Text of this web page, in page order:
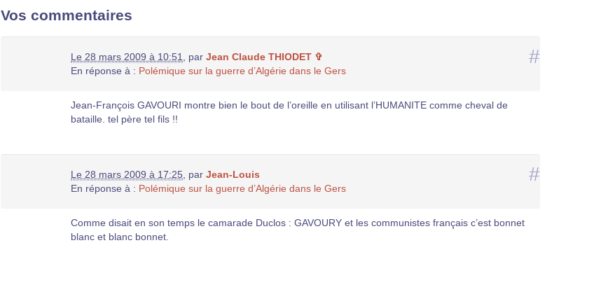
Vos commentaires
#
Le 28 mars 2009 à 10:51 par Jean Claude THIODET ✞
En réponse à : Polémique sur la guerre d’Algérie dans le Gers
Jean-François GAVOURI montre bien le bout de l’oreille en utilisant l’HUMANITE comme cheval de
bataille. tel père tel fils !!
#
Le 28 mars 2009 à 17:25 par Jean-Louis
En réponse à : Polémique sur la guerre d’Algérie dans le Gers
Comme disait en son temps le camarade Duclos : GAVOURY et les communistes français c’est bonnet
blanc et blanc bonnet.